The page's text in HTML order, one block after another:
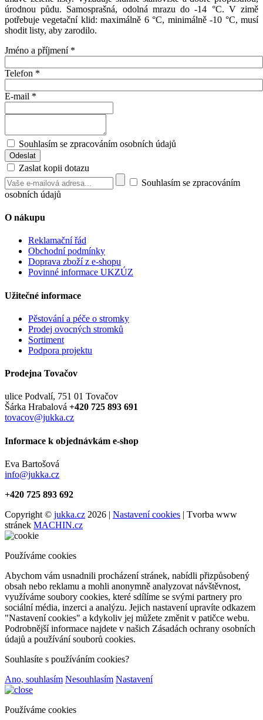
úrodnou půdu. Samosprašná, odolná mrazu do -14 °C. V zimě
potřebuje vegetační klid: maximálně 6 °C, minimálně -10 °C, musí
shodit listy, aby zarodilo.
Jméno a příjmení *
Telefon *
E-mail *
Souhlasím se zpracováním osobních údajů
Zaslat kopii dotazu
Souhlasím se zpracováním
osobních údajů
O nákupu
Reklamační řád
Obchodní podmínky
Doprava zboží z e-shopu
Povinné informace UKZÚZ
Užitečné informace
Pěstování a péče o stromky
Prodej ovocných stromků
Sortiment
Podpora projektu
Prodejna Tovačov
ulice Podvalí, 751 01 Tovačov
Šárka Hrabalová +420 725 893 691
tovacov@jukka.cz
Informace k objednávkám e-shop
Eva Bartošová
info@jukka.cz
+420 725 893 692
Copyright © jukka.cz 2026 | Nastavení cookies | Tvorba www
stránek MACHIN.cz
Používáme cookies
Abychom vám usnadnili procházení stránek, nabídli přizpůsobený
obsah nebo reklamu a mohli anonymně analyzovat návštěvnost,
využíváme soubory cookies, které sdílíme se svými partnery pro
sociální média, inzerci a analýzu. Jejich nastavení upravíte odkazem
"Nastavení cookies" a kdykoliv jej můžete změnit v patičce webu.
Podrobnější informace najdete v našich Zásadách ochrany osobních
údajů a používání souborů cookies.
Souhlasíte s používáním cookies?
Ano, souhlasím Nesouhlasím Nastavení
Používáme cookies